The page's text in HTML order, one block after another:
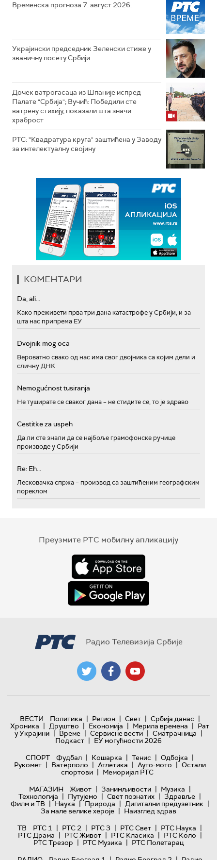
Временска прогноза 7. август 2026.
Украјински председник Зеленски стиже у
званичну посету Србији
Дочек ватрогасаца из Шпаније испред
Палате "Србија"; Вучић: Победили сте
ватрену стихију, показали шта значи
храброст
РТС: "Квадратура круга" заштићена у Заводу
за интелектуалну својину
КОМЕНТАРИ
Da, ali...
Како преживети прва три дана катастрофе у Србији, и за
шта нас припрема ЕУ
Dvojnik mog oca
Вероватно свако од нас има свог двојника са којим дели и
сличну ДНК
Nemogućnost tusiranja
Не туширате се сваког дана – не стидите се, то је здраво
Cestitke za uspeh
Да ли сте знали да се најбоље грамофонске ручице
производе у Србији
Re: Eh...
Лесковачка спржа – производ са заштићеним географским
пореклом
Преузмите РТС мобилну апликацију
Радио Телевизија Србије
ВЕСТИ Политика | Регион | Свет | Србија данас |
Хроника | Друштво | Економија | Мерила времена | Рат
у Украјини | Време | Сервисне вести | Сматрачница |
Подкаст | ЕУ могућности 2026
СПОРТ
Фудбал | Кошарка | Тенис | Одбојка |
Рукомет | Ватерполо | Атлетика | Ауто-мото | Остали
спортови | Меморијал РТС
МАГАЗИН
Живот | Занимљивости | Музика |
Технологијa | Путујемо | Свет познатих | Здравље |
Филм и ТВ | Наука | Природа | Дигитални предузетник |
За мале велике хероје | Наизглед здрав
ТВ
РТС 1 | РТС 2 | РТС 3 | РТС Свет | РТС Наука |
РТС Драма | РТС Живот | РТС Класика | РТС Коло |
РТС Трезор | РТС Музика | РТС Полетарац